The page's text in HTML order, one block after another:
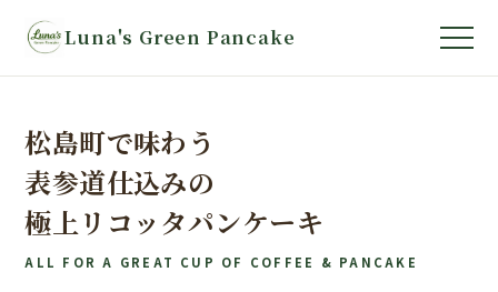
Luna's Green Pancake
松島町で味わう
表参道仕込みの
極上リコッタパンケーキ
ALL FOR A GREAT CUP OF COFFEE & PANCAKE